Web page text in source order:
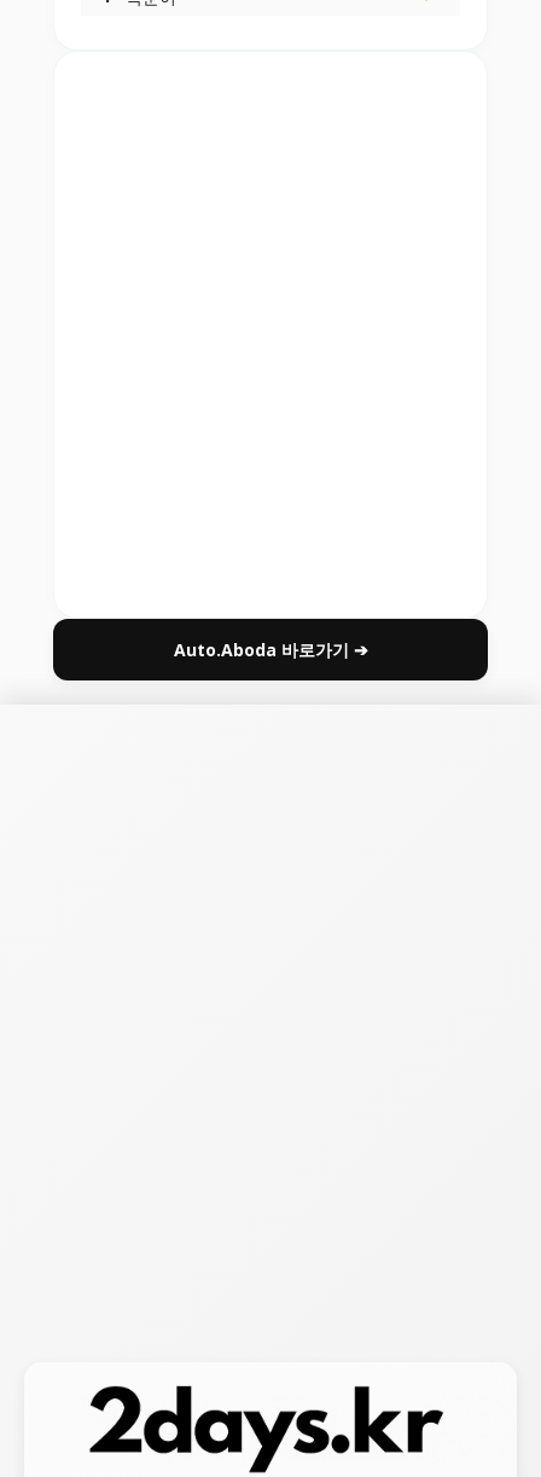
Auto.Aboda 바로가기 ➔